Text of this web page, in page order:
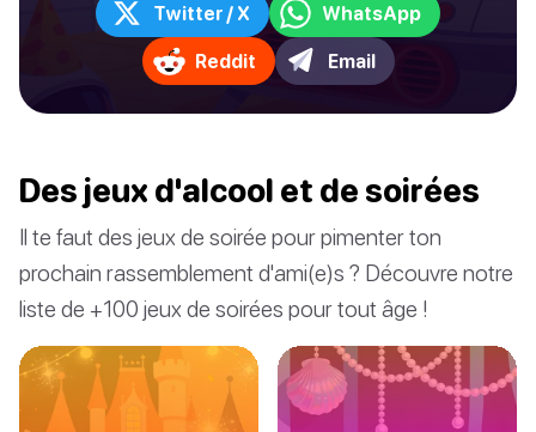
Twitter / X WhatsApp
Reddit Email
Des jeux d'alcool et de soirées
Il te faut des jeux de soirée pour pimenter ton
prochain rassemblement d'ami(e)s ? Découvre notre
liste de +100 jeux de soirées pour tout âge !